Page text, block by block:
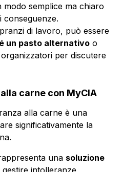
modo semplice ma chiaro
conseguenze.
di lavoro, può essere
un pasto alternativo o
per discutere
carne con MyCIA
alla carne è una
significativamente la
una soluzione
intolleranze